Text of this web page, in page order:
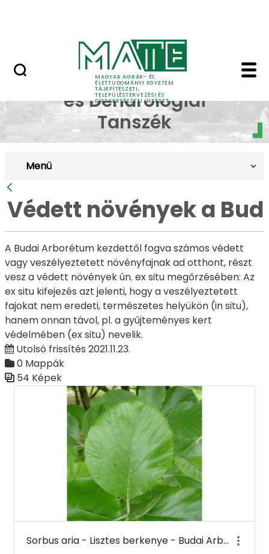
MAGYAR AGRÁR- ÉS
ÉLETTUDOMÁNYI EGYETEM
TÁJÉPÍTÉSZETI,
TELEPÜLÉSTERVEZÉSI ÉS
DÍSZKERTÉSZETI INTÉZET
Védett növények a
Dísznövénytermesztési
és Dendrológiai
Tanszék
Menü
Vissza
Védett növények a
A Budai Arborétum kezdettől fogva számos védett
vagy veszélyeztetett növényfajnak ad otthont, részt
vesz a védett növények ún. ex situ megőrzésében: Az
ex situ kifejezés azt jelenti, hogy a veszélyeztetett
fajokat nem eredeti, természetes helyükön (in situ),
hanem onnan távol, pl. a gyűjteményes kert
védelmében (ex situ) nevelik.
Utolsó frissítés 2021.11.23.
0 Mappák
54 Képek
Sorbus aria - Lisztes berkenye - Budai Arborétum